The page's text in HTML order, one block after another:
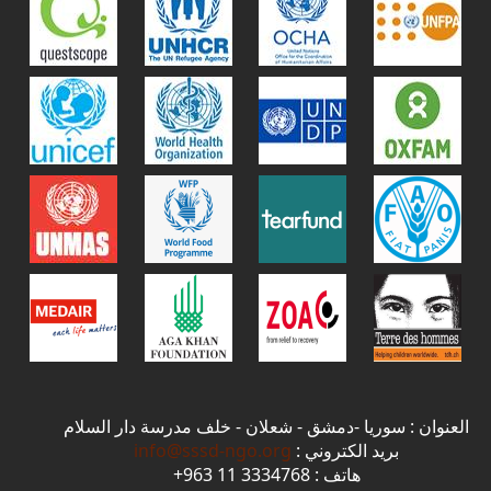
العنوان : سوريا -دمشق - شعلان - خلف مدرسة دار السلام
بريد الكتروني : info@sssd-ngo.org
هاتف : 3334768 11 963+